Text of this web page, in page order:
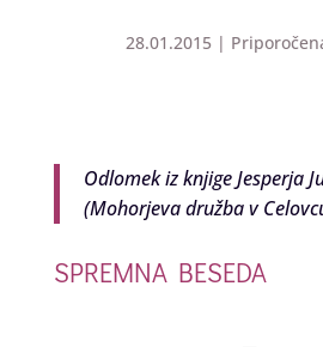
28.01.2015 |
Odlomek iz knjige Jesperja
(Mohorjeva družba v
SPREMNA BESEDA